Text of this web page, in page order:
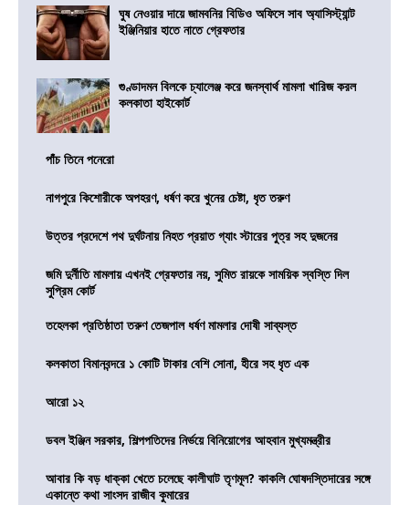
ঘুষ নেওয়ার দায়ে জামবনির বিডিও অফিসে সাব অ্যাসিস্ট্যান্ট
ইঞ্জিনিয়ার হাতে নাতে গ্রেফতার
গুণ্ডাদমন বিলকে চ্যালেঞ্জ করে জনস্বার্থ মামলা খারিজ করল
কলকাতা হাইকোর্ট
পাঁচ তিনে পনেরো
নাগপুরে কিশোরীকে অপহরণ, ধর্ষণ করে খুনের চেষ্টা, ধৃত তরুণ
উত্তর প্রদেশে পথ দুর্ঘটনায় নিহত প্রয়াত গ্যাং স্টারের পুত্র সহ দুজনের
জমি দুর্নীতি মামলায় এখনই গ্রেফতার নয়, সুমিত রায়কে সাময়িক স্বস্তি দিল
সুপ্রিম কোর্ট
তহেলকা প্রতিষ্ঠাতা তরুণ তেজপাল ধর্ষণ মামলার দোষী সাব্যস্ত
কলকাতা বিমানবন্দরে ১ কোটি টাকার বেশি সোনা, হীরে সহ ধৃত এক
আরো ১২
ডবল ইঞ্জিন সরকার, শিল্পপতিদের নির্ভয়ে বিনিয়োগের আহবান মুখ্যমন্ত্রীর
আবার কি বড় ধাক্কা খেতে চলেছে কালীঘাট তৃণমূল? কাকলি ঘোষদস্তিদারের সঙ্গে
একান্তে কথা সাংসদ রাজীব কুমারের